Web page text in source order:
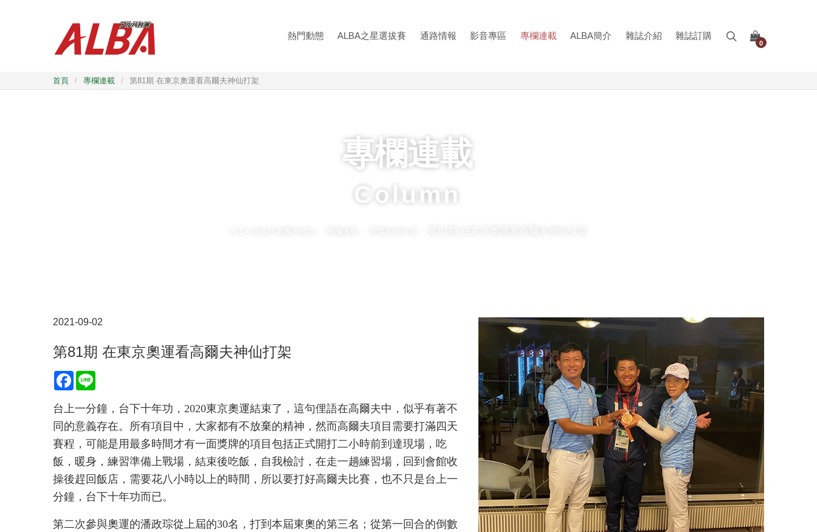
熱門動態 ALBA之星選拔賽 通路情報 影音專區 專欄連載 ALBA簡介 雜誌介紹 雜誌訂購
0
首頁 / 專欄連載 / 第81期 在東京奧運看高爾夫神仙打架
專欄連載
Column
第81期 在東京奧運看高爾夫神仙打架
2021-09-02
第81期 在東京奧運看高爾夫神仙打架
Facebook
台上一分鐘，台下十年功，2020東京奧運結束了，這句俚語在高爾夫中，似乎有著不
同的意義存在。所有項目中，大家都有不放棄的精神，然而高爾夫項目需要打滿四天
賽程，可能是用最多時間才有一面獎牌的項目包括正式開打二小時前到達現場，吃
飯，暖身，練習準備上戰場，結束後吃飯，自我檢討，在走一趟練習場，回到會館收
操後趕回飯店，需要花八小時以上的時間，所以要打好高爾夫比賽，也不只是台上一
分鐘，台下十年功而已。
第二次參與奧運的潘政琮從上屆的30名，打到本屆東奧的第三名；從第一回合的倒數